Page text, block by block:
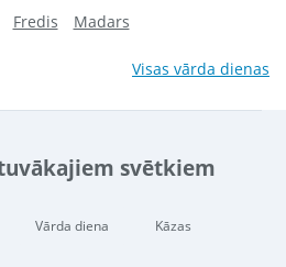
Fredis Madars
Visas vārda dienas
svētkiem
Vārda diena Kāzas